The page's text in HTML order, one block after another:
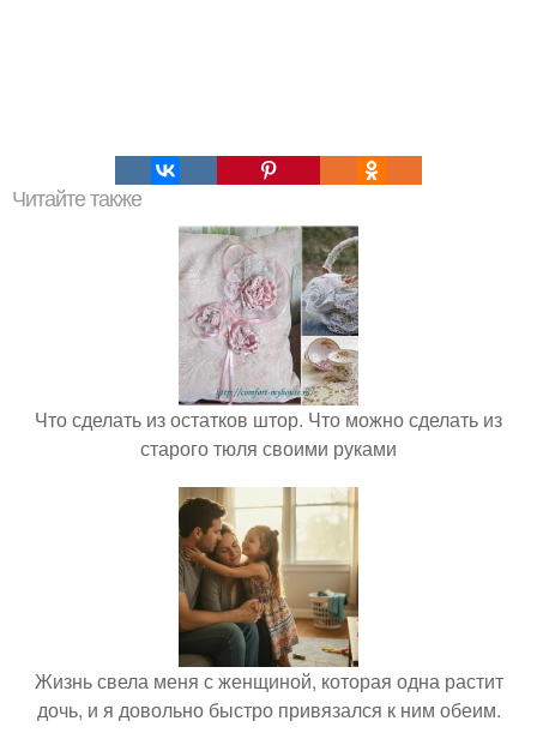
Читайте также
Что сделать из остатков штор. Что можно сделать из
старого тюля своими руками
Жизнь свела меня с женщиной, которая одна растит
дочь, и я довольно быстро привязался к ним обеим.